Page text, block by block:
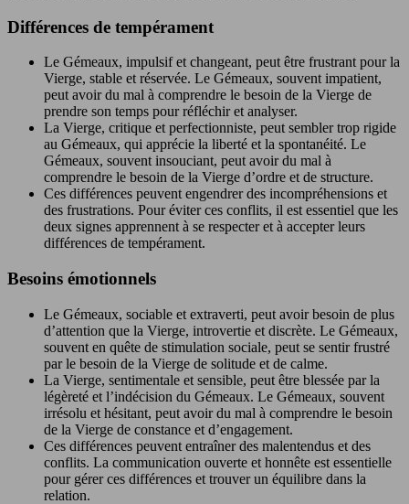
Différences de tempérament
Le Gémeaux, impulsif et changeant, peut être frustrant pour la
Vierge, stable et réservée. Le Gémeaux, souvent impatient,
peut avoir du mal à comprendre le besoin de la Vierge de
prendre son temps pour réfléchir et analyser.
La Vierge, critique et perfectionniste, peut sembler trop rigide
au Gémeaux, qui apprécie la liberté et la spontanéité. Le
Gémeaux, souvent insouciant, peut avoir du mal à
comprendre le besoin de la Vierge d’ordre et de structure.
Ces différences peuvent engendrer des incompréhensions et
des frustrations. Pour éviter ces conflits, il est essentiel que les
deux signes apprennent à se respecter et à accepter leurs
différences de tempérament.
Besoins émotionnels
Le Gémeaux, sociable et extraverti, peut avoir besoin de plus
d’attention que la Vierge, introvertie et discrète. Le Gémeaux,
souvent en quête de stimulation sociale, peut se sentir frustré
par le besoin de la Vierge de solitude et de calme.
La Vierge, sentimentale et sensible, peut être blessée par la
légèreté et l’indécision du Gémeaux. Le Gémeaux, souvent
irrésolu et hésitant, peut avoir du mal à comprendre le besoin
de la Vierge de constance et d’engagement.
Ces différences peuvent entraîner des malentendus et des
conflits. La communication ouverte et honnête est essentielle
pour gérer ces différences et trouver un équilibre dans la
relation.